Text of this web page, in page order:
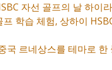
자선 골프의 날 하이
학습 체험, 상하이
국 르네상스를 테마로